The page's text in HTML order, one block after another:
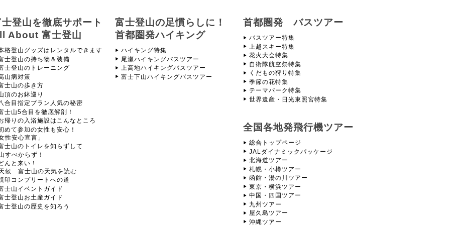
登山を徹底サポート
About 富士登山
格登山グッズはレンタルできます
士登山の持ち物＆装備
士登山のトレーニング
山病対策
士山の歩き方
頂のお鉢巡り
合目指定プラン人気の秘密
士山5合目を徹底解剖！
帰りの入浴施設はこんなところ
めて参加の女性も安心！
性安心宣言」
士山のトイレを知らずして
すべからず！
んと来い！
候 富士山の天気を読む
印コンプリートへの道
士山イベントガイド
士登山お土産ガイド
士登山の歴史を知ろう
富士登山の足慣らしに！
首都圏発ハイキング
ハイキング特集
尾瀬ハイキングバスツアー
上高地ハイキングバスツアー
富士下山ハイキングバスツアー
首都圏発 バスツアー
バスツアー特集
上越スキー特集
花火大会特集
自衛隊航空祭特集
くだもの狩り特集
季節の花特集
テーマパーク特集
世界遺産・日光東照宮特集
全国各地発飛行機ツアー
総合トップページ
JALダイナミックパッケージ
北海道ツアー
札幌・小樽ツアー
函館・湯の川ツアー
東京・横浜ツアー
中国・四国ツアー
九州ツアー
屋久島ツアー
沖縄ツアー